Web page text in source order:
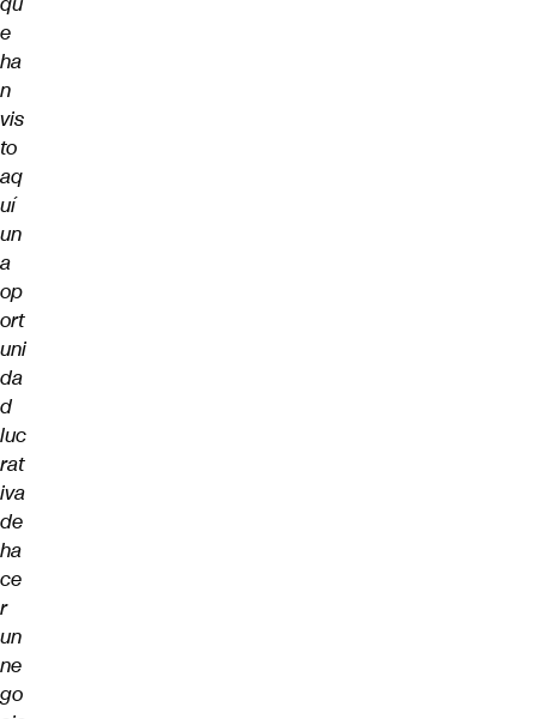
e
ha
n
vis
to
aq
uí
un
a
op
ort
uni
da
d
luc
rat
iva
de
ha
ce
r
un
ne
go